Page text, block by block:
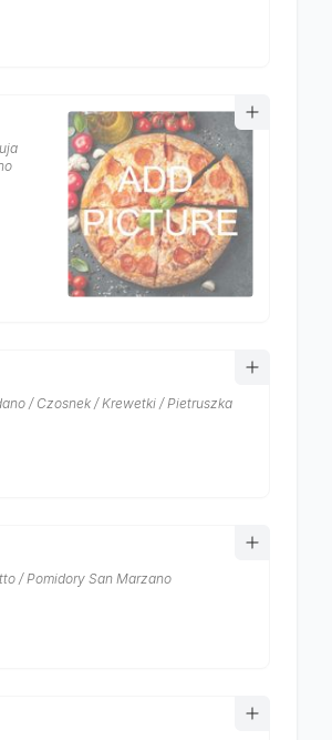
/ Czosnek / Krewetki / Pietruszka
/ Pomidory San Marzano